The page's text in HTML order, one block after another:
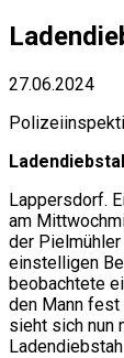
27.06.2024
Lappersdorf.
am
der
einstelligen
beobachtete
den Mann
sieht sich nun